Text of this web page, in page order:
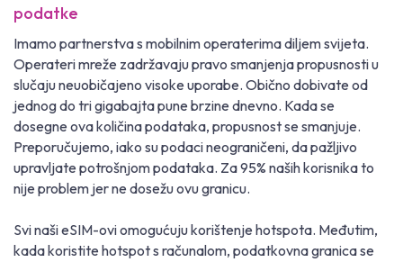
podatke
Imamo partnerstva s mobilnim operaterima diljem svijeta.
Operateri mreže zadržavaju pravo smanjenja propusnosti u
slučaju neuobičajeno visoke uporabe. Obično dobivate od
jednog do tri gigabajta pune brzine dnevno. Kada se
dosegne ova količina podataka, propusnost se smanjuje.
Preporučujemo, iako su podaci neograničeni, da pažljivo
upravljate potrošnjom podataka. Za 95% naših korisnika to
nije problem jer ne dosežu ovu granicu.
Svi naši eSIM-ovi omogućuju korištenje hotspota. Međutim,
kada koristite hotspot s računalom, podatkovna granica se